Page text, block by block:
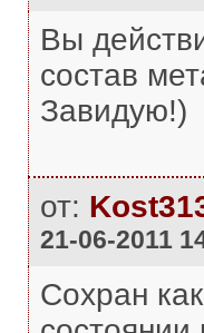
Вы
состав
Завидую!)
от:
21-06-2011
Сохран